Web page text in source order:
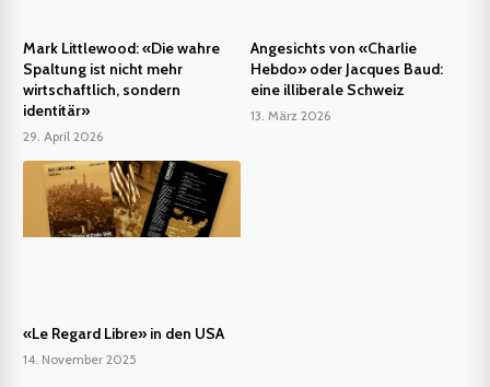
Mark Littlewood: «Die wahre
Spaltung ist nicht mehr
wirtschaftlich, sondern
identitär»
29. April 2026
Angesichts von «Charlie
Hebdo» oder Jacques Baud:
eine illiberale Schweiz
13. März 2026
«Le Regard Libre» in den USA
14. November 2025